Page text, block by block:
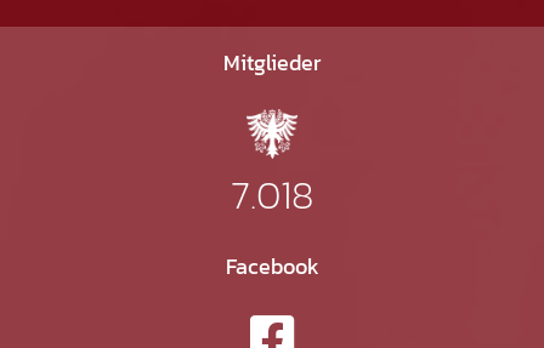
Mitglieder
7.018
Facebook